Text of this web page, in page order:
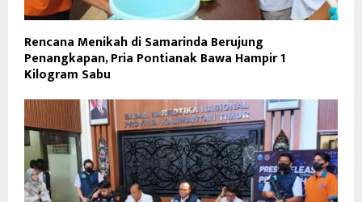
Rencana Menikah di Samarinda Berujung
Penangkapan, Pria Pontianak Bawa Hampir 1
Kilogram Sabu